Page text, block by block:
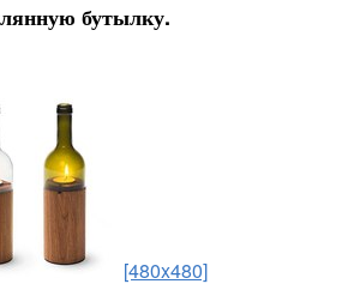
бутылку.
[480x480]